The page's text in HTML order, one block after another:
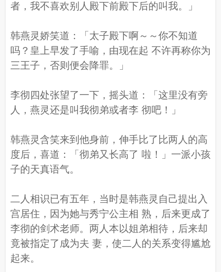
者，我不喜欢别人殿下前殿下后的叫我。」
韩燕灵娇笑道：「太子殿下啊～～你不知道
吗？皇上早发了手喻，由现在起 不许再称你为
三王子，否则便会降罪。」
李彻四处张望了一下，摇头道：「这里没有旁
人，燕灵还是叫我彻弟或者李 彻吧！」
韩燕灵含笑来到他身前，伸手比了比两人的高
度后，喜道：「彻弟又长高了 啦！」一派小孩
子的天真语气。
二人相识已有五年，当时是韩燕灵自己提出入
宫居住，因为她与秀宁公主相 熟，后来更成了
李彻的剑术老师。两人本以姐弟相待，后来却
竟被指定了成为夫 妻，使二人的关系变得尴尬
起来。